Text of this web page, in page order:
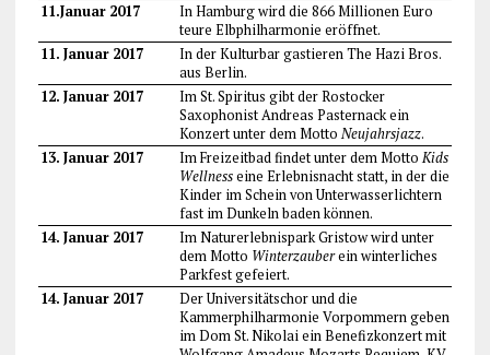
11.Januar 2017
In Hamburg wird die 866 Millionen Euro
teure Elbphilharmonie eröffnet.
11. Januar 2017
In der Kulturbar gastieren The Hazi Bros.
aus Berlin.
12. Januar 2017
Im St. Spiritus gibt der Rostocker
Saxophonist Andreas Pasternack ein
Konzert unter dem MottoNeujahrsjazz.
13. Januar 2017
Im Freizeitbad findet unter dem MottoKids
Wellnesseine Erlebnisnacht statt, in der die
Kinder im Schein von Unterwasserlichtern
fast im Dunkeln baden können.
14. Januar 2017
Im Naturerlebnispark Gristow wird unter
dem Motto Winterzauberein winterliches
Parkfest gefeiert.
14. Januar 2017
Der Universitätschor und die
Kammerphilharmonie Vorpommern geben
im Dom St. Nikolai ein Benefizkonzert mit